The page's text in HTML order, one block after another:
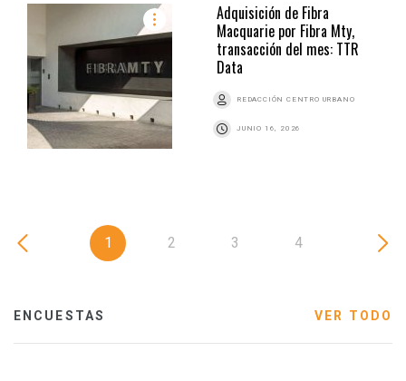
Adquisición de Fibra
Macquarie por Fibra Mty,
transacción del mes: TTR
Data
REDACCIÓN CENTRO URBANO
JUNIO 16, 2026
1 2 3 4
ENCUESTAS VER TODO